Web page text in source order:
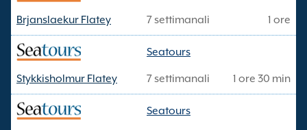
Brjanslaekur Flatey 7 settimanali 1 ore
Seatours
Stykkisholmur Flatey 7 settimanali 1 ore 30 min
Seatours